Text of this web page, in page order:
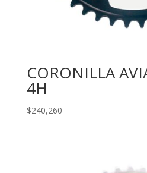
CORONILLA
4H
$240,260